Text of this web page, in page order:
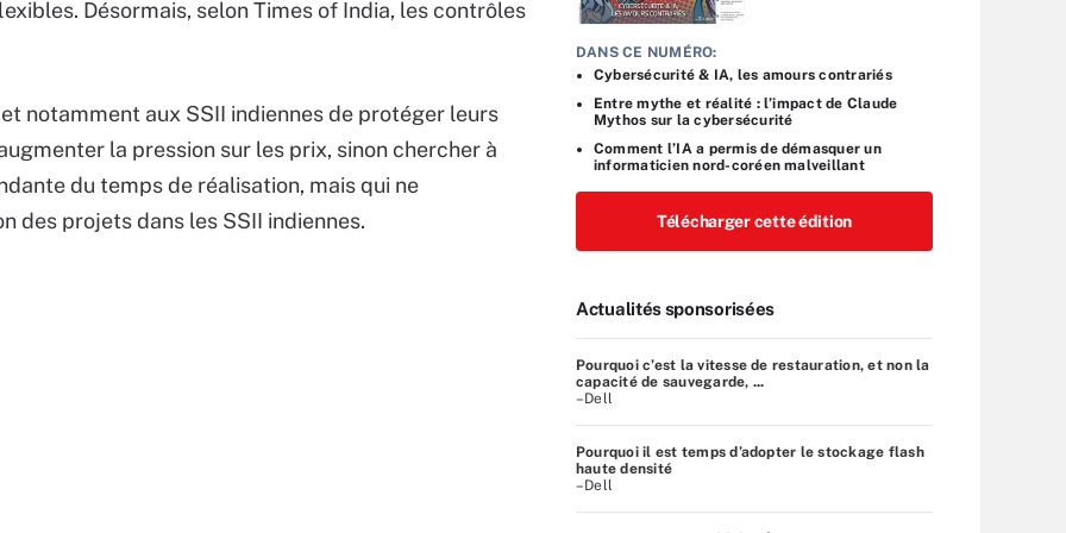
Désormais, selon Times of India, les contrôles
notamment aux SSII indiennes de protéger leurs
la pression sur les prix, sinon chercher à
du temps de réalisation, mais qui ne
des projets dans les SSII indiennes.
DANS CE NUMÉRO:
Cybersécurité & IA, les amours contrariés
Entre mythe et réalité : l’impact de Claude
Mythos sur la cybersécurité
Comment l’IA a permis de démasquer un
informaticien nord-coréen malveillant
Télécharger cette édition
Actualités sponsorisées
Pourquoi c’est la vitesse de restauration, et non la
capacité de sauvegarde, ...
–Dell
Pourquoi il est temps d’adopter le stockage flash
haute densité
–Dell